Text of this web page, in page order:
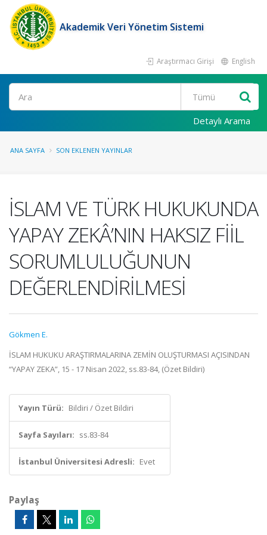
Akademik Veri Yönetim Sistemi
Araştırmacı Girişi English
Ara
Detaylı Arama
ANA SAYFA SON EKLENEN YAYINLAR
İSLAM VE TÜRK HUKUKUNDA
YAPAY ZEKÂ’NIN HAKSIZ FİİL
SORUMLULUĞUNUN
DEĞERLENDİRİLMESİ
Gökmen E.
İSLAM HUKUKU ARAŞTIRMALARINA ZEMİN OLUŞTURMASI AÇISINDAN
“YAPAY ZEKA”, 15 - 17 Nisan 2022, ss.83-84, (Özet Bildiri)
Yayın Türü: Bildiri / Özet Bildiri
Sayfa Sayıları: ss.83-84
İstanbul Üniversitesi Adresli: Evet
Paylaş